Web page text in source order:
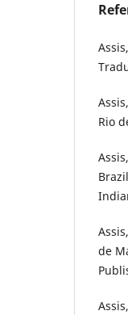
Rio
de